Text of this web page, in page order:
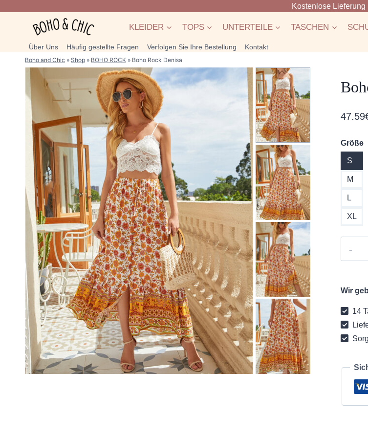
Kostenlose Lieferung
KLEIDER TOPS UNTERTEILE TASCHEN
Über Uns Häufig gestellte Fragen Verfolgen Sie Ihre Bestellung Kontakt
Boho and Chic » Shop » BOHO RÖCK » Boho Rock Denisa
47.59
Größe
S
M
L
XL
Wir
14